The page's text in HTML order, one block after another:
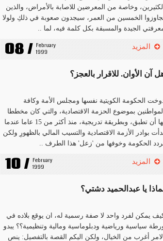
الكثيرين، وخاصة من المعرضين للاصابة بالأمراض، والذين
الخمسين من العمر، سيجدون صعوبة في ذلكِ ولولا
الجيدة والمسبقة بكل كلمة فيه، لما ..
08 / February
1999
المزيد
آن الأوان. للاقرار بالعجز؟
الحكومة الكويتية نفسها ومجلس الأمة وكافة
المواطنين بموضوع الحزمة الاقتصادية، والتي كان مخططا
لها أن تطبق، وبطريقة تدريجية، منذ أكثر من 15 عاما عندما
بوادر الأزمة الاقتصادية والتسيب المالي بالظهورِ ولكن
الحكومة وخوفها من 'زعل' هذا الطرف ..
10 / February
1999
المزيد
يا عبدالحميد دشتي؟
يمكن لفرد واحد لا صفة رسمية له، ان يوقع بلاده في
سياسية ورياضية ودبلوماسية ومالية وتنظيمية؟؟ يبدو
الامر أغرب من الخيال، ولكن اليكم القصة بالتفصيل: ينص